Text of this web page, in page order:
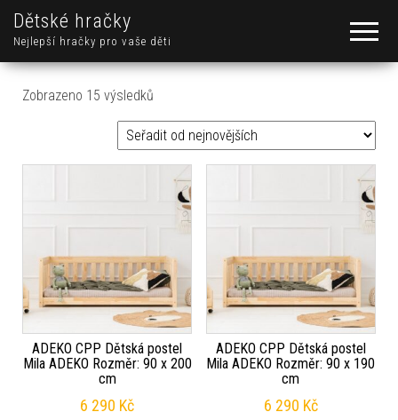
Dětské hračky
Nejlepší hračky pro vaše děti
Zobrazeno 15 výsledků
ADEKO CPP Dětská postel
Mila ADEKO Rozměr: 90 x 200
cm
6 290 Kč
ADEKO CPP Dětská postel
Mila ADEKO Rozměr: 90 x 190
cm
6 290 Kč